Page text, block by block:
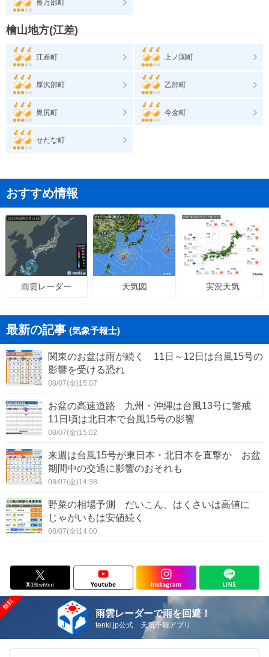
長万部町
檜山地方(江差)
江差町 上ノ国町
厚沢部町 乙部町
奥尻町 今金町
せたな町
おすすめ情報
雨雲レーダー 天気図 実況天気
最新の記事 (気象予報士)
関東のお盆は雨が続く 11日～12日は台風15号の
影響を受ける恐れ
08/07(金)15:07
お盆の高速道路 九州・沖縄は台風13号に警戒
11日頃は北日本で台風15号の影響
08/07(金)15:02
来週は台風15号が東日本・北日本を直撃か お盆
期間中の交通に影響のおそれも
08/07(金)14:38
野菜の相場予測 だいこん、はくさいは高値に
じゃがいもは安値続く
08/07(金)14:00
雨雲レーダーで雨を回避！
tenki.jp公式 天気予報アプリ